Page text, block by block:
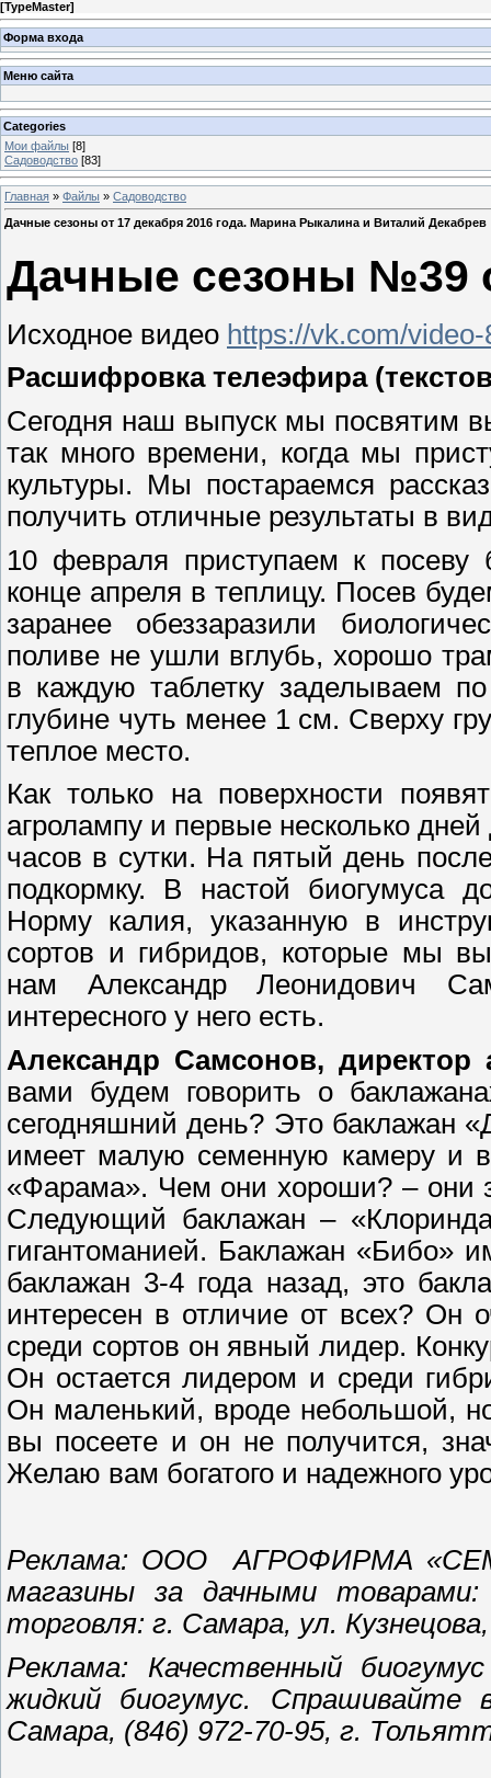
[TypeMaster]
Форма входа
Меню сайта
Categories
Мои файлы [8]
Садоводство [83]
Главная » Файлы » Садоводство
Дачные сезоны от 17 декабря 2016 года. Марина Рыкалина и Виталий Декабрев
Дачные сезоны №39
Исходное видео https://vk.com/
Расшифровка телеэфира
Сегодня наш выпуск мы посвятим
так много времени, когда мы
культуры. Мы постараемся
получить отличные результаты в
10 февраля приступаем к посеву
конце апреля в теплицу. Посев
заранее обеззаразили
поливе не ушли вглубь, хорошо
в каждую таблетку заделываем
глубине чуть менее 1 см. Сверху
теплое место.
Как только на поверхности
агролампу и первые несколько
часов в сутки. На пятый день
подкормку. В настой биогумуса
Норму калия, указанную в
сортов и гибридов, которые мы
нам Александр Леонидович
интересного у него есть.
Александр Самсонов,
вами будем говорить о
сегодняшний день? Это баклажан
имеет малую семенную камеру и
«Фарама». Чем они хороши? – они
Следующий баклажан –
гигантоманией. Баклажан «Бибо»
баклажан 3-4 года назад, это
интересен в отличие от всех? Он
среди сортов он явный лидер.
Он остается лидером и среди
Он маленький, вроде небольшой,
вы посеете и он не получится,
Желаю вам богатого и надежного
Реклама: ООО АГРОФИРМА
магазины за дачными
торговля: г. Самара, ул.
Реклама: Качественный
жидкий биогумус. Спрашивайте
Самара, (846) 972-70-95, г.